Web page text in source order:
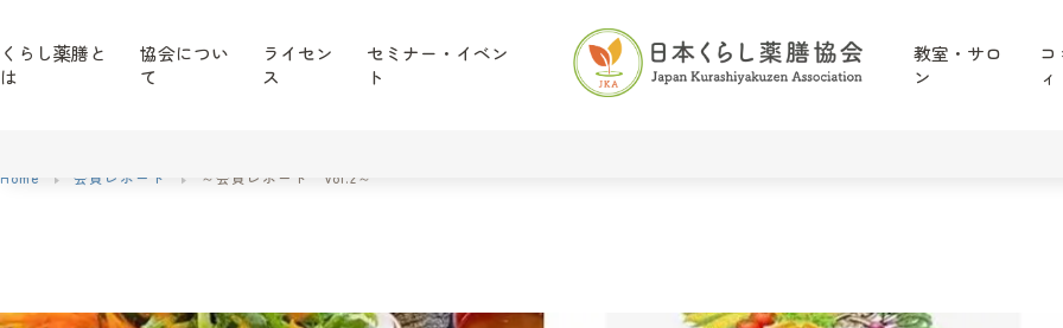
くらし薬膳と
は
協会につい
て
ライセン
ス
セミナー・イベン
ト
教室・サロ
ン
ィ
Home 会員レポート ～会員レポート Vol.2～